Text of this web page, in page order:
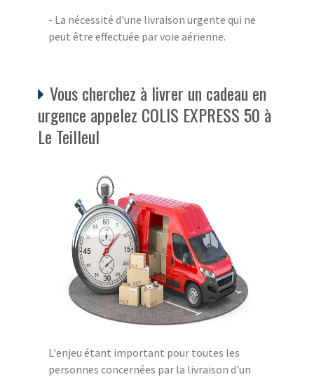
- La nécessité d'une livraison urgente qui ne
peut être effectuée par voie aérienne.
Vous cherchez à livrer un cadeau en
urgence appelez COLIS EXPRESS 50 à
Le Teilleul
L'enjeu étant important pour toutes les
personnes concernées par la livraison d'un